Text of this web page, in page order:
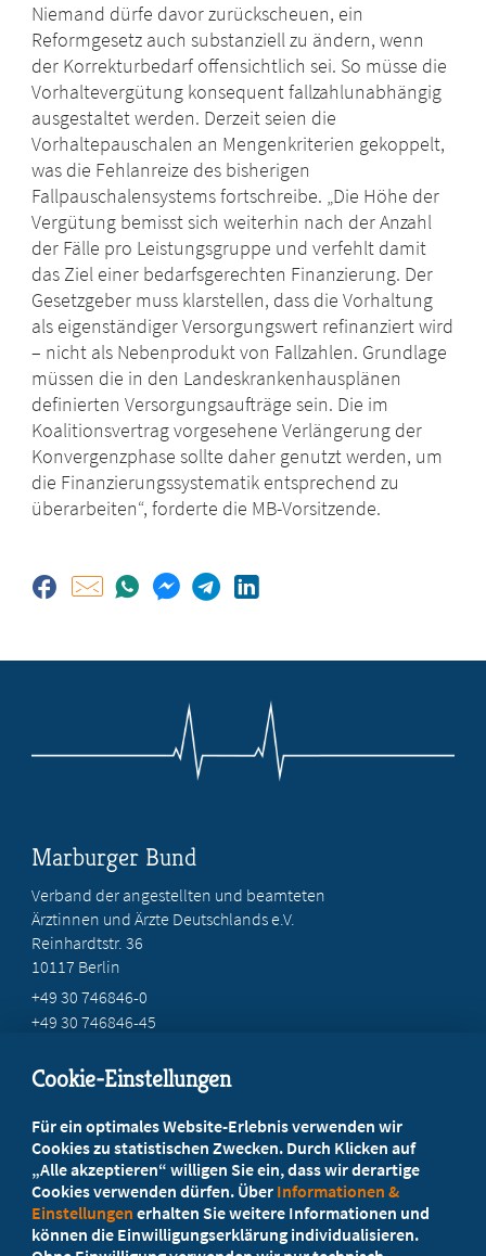
Niemand dürfe davor zurückscheuen, ein
Reformgesetz auch substanziell zu ändern, wenn
der Korrekturbedarf offensichtlich sei. So müsse die
Vorhaltevergütung konsequent fallzahlunabhängig
ausgestaltet werden. Derzeit seien die
Vorhaltepauschalen an Mengenkriterien gekoppelt,
was die Fehlanreize des bisherigen
Fallpauschalensystems fortschreibe. „Die Höhe der
Vergütung bemisst sich weiterhin nach der Anzahl
der Fälle pro Leistungsgruppe und verfehlt damit
das Ziel einer bedarfsgerechten Finanzierung. Der
Gesetzgeber muss klarstellen, dass die Vorhaltung
als eigenständiger Versorgungswert refinanziert wird
– nicht als Nebenprodukt von Fallzahlen. Grundlage
müssen die in den Landeskrankenhausplänen
definierten Versorgungsaufträge sein. Die im
Koalitionsvertrag vorgesehene Verlängerung der
Konvergenzphase sollte daher genutzt werden, um
die Finanzierungssystematik entsprechend zu
überarbeiten“, forderte die MB-Vorsitzende.
Marburger Bund
Verband der angestellten und beamteten
Ärztinnen und Ärzte Deutschlands e.V.
Reinhardtstr. 36
10117 Berlin
+49 30 746846-0
+49 30 746846-45
Ihr Landesverband berät Sie!
Ansprechpartner
Cookie-Einstellungen
Für ein optimales Website-Erlebnis verwenden wir
Cookies zu statistischen Zwecken. Durch Klicken auf
„Alle akzeptieren“ willigen Sie ein, dass wir derartige
Cookies verwenden dürfen. Über Informationen &
Einstellungen erhalten Sie weitere Informationen und
können die Einwilligungserklärung individualisieren.